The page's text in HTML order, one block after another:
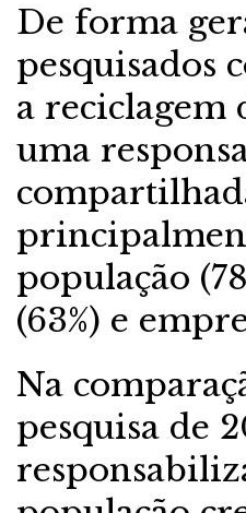
De forma
pesquisados
a reciclagem
uma
população
(63%) e
Na
pesquisa de